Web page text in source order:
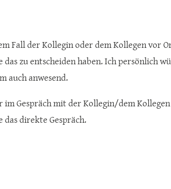
Fall der Kollegin oder dem Kollegen vor
zu entscheiden haben. Ich persönlich
auch anwesend.
Gespräch mit der Kollegin/dem
das direkte Gespräch.